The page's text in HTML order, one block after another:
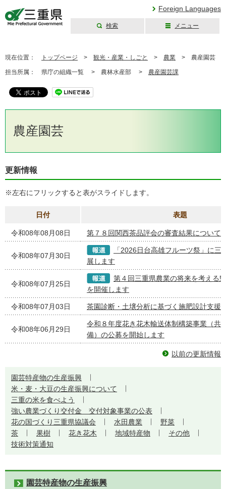
Foreign Languages
検索 メニュー
現在位置： トップページ > 観光・産業・しごと > 農業 > 農産園芸
担当所属： 県庁の組織一覧 > 農林水産部 > 農産園芸課
農産園芸
更新情報
※左右にフリックすると表がスライドします。
日付 表題
令和08年08月08日 第７８回関西茶品評会の審査結果について
令和08年07月30日
「2026日台高雄フルーツ祭」に三
展します
令和08年07月25日
第４回三重県農業の将来を考える
を開催します
令和08年07月03日 茶園診断・土壌分析に基づく施肥設計支
令和08年06月29日
令和８年度花き花木輸送体制構築事業（共
備）の公募を開始します
以前の更新情報
園芸特産物の生産振興
米・麦・大豆の生産振興について
三重の米を食べよう
強い農業づくり交付金 交付対象事業の公表
花の国づくり三重県協議会
水田農業
野菜
茶
果樹 花き花木 地域特産物
その他
技術対策通知
園芸特産物の生産振興